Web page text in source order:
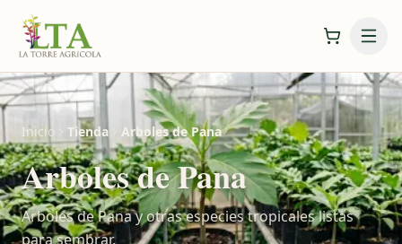
Inicio Tienda Arboles de Pana
Arboles de Pana
Arboles de Pana y otras especies tropicales listas
para sembrar.